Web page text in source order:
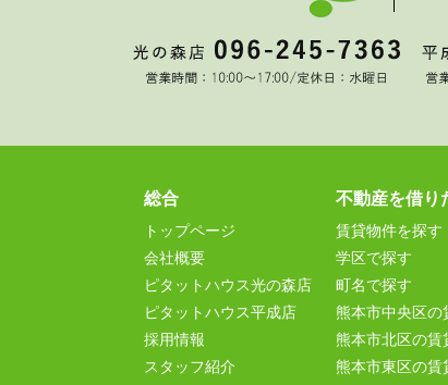
総合
トップページ
会社概要
ピタットハウス光の森店
ピタットハウス平成店
採用情報
スタッフ紹介
不動産を借り
賃貸物件を探す
学区で探す
町名で探す
熊本市中央区の
熊本市北区の賃
熊本市東区の賃